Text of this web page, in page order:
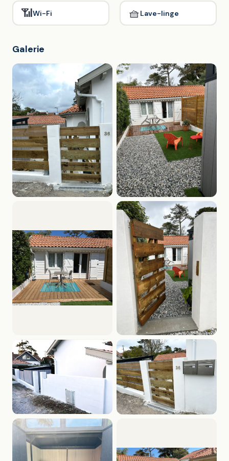
📶Wi-Fi 🧺Lave-linge
Galerie